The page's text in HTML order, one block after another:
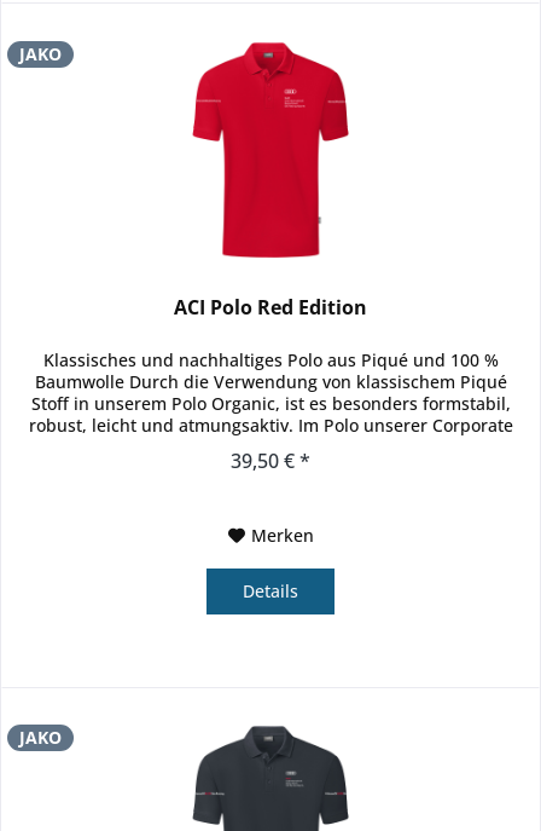
JAKO
ACI Polo Red Edition
Klassisches und nachhaltiges Polo aus Piqué und 100 %
Baumwolle Durch die Verwendung von klassischem Piqué
Stoff in unserem Polo Organic, ist es besonders formstabil,
robust, leicht und atmungsaktiv. Im Polo unserer Corporate
39,50 € *
Merken
Details
JAKO